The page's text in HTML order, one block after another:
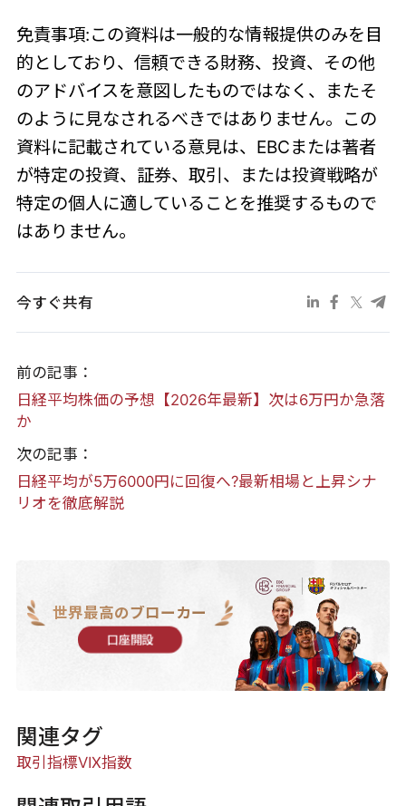
免責事項:この資料は一般的な情報提供のみを目
的としており、信頼できる財務、投資、その他
のアドバイスを意図したものではなく、またそ
のように見なされるべきではありません。この
資料に記載されている意見は、EBCまたは著者
が特定の投資、証券、取引、または投資戦略が
特定の個人に適していることを推奨するもので
はありません。
今すぐ共有
前の記事：
日経平均株価の予想【2026年最新】次は6万円か急落
か
次の記事：
日経平均が5万6000円に回復へ?最新相場と上昇シナ
リオを徹底解説
世界最高のブローカー
口座開設
関連タグ
取引指標VIX指数